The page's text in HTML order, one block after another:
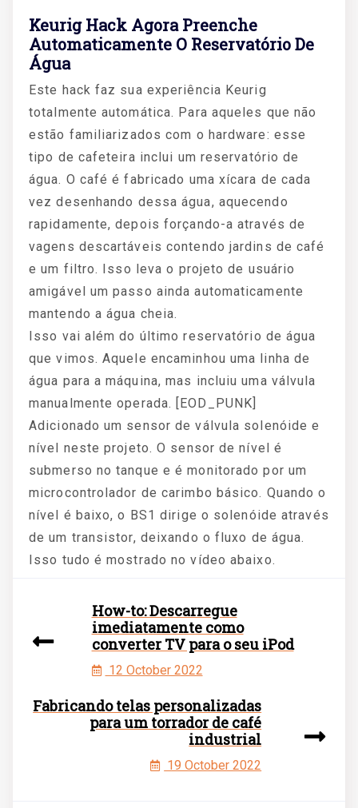
Keurig Hack Agora Preenche
Automaticamente O Reservatório De
Água
Este hack faz sua experiência Keurig
totalmente automática. Para aqueles que não
estão familiarizados com o hardware: esse
tipo de cafeteira inclui um reservatório de
água. O café é fabricado uma xícara de cada
vez desenhando dessa água, aquecendo
rapidamente, depois forçando-a através de
vagens descartáveis contendo jardins de café
e um filtro. Isso leva o projeto de usuário
amigável um passo ainda automaticamente
mantendo a água cheia.
Isso vai além do último reservatório de água
que vimos. Aquele encaminhou uma linha de
água para a máquina, mas incluiu uma válvula
manualmente operada. [EOD_PUNK]
Adicionado um sensor de válvula solenóide e
nível neste projeto. O sensor de nível é
submerso no tanque e é monitorado por um
microcontrolador de carimbo básico. Quando o
nível é baixo, o BS1 dirige o solenóide através
de um transistor, deixando o fluxo de água.
Isso tudo é mostrado no vídeo abaixo.
How-to: Descarregue
imediatamente como
converter TV para o seu iPod
12 October 2022
Fabricando telas personalizadas
para um torrador de café
industrial
19 October 2022